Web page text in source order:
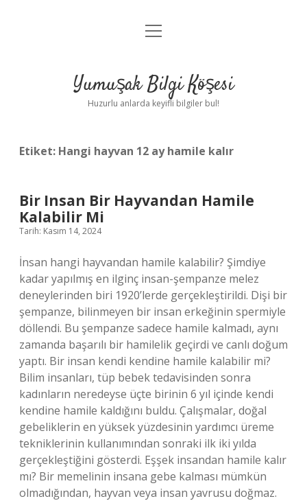
Anasayfa
Yasal Uyarı
menüyü
Yumuşak Bilgi Köşesi
Huzurlu anlarda keyifli bilgiler bul!
Etiket: Hangi hayvan 12 ay hamile kalır
Bir Insan Bir Hayvandan Hamile
Kalabilir Mi
Tarih: Kasım 14, 2024
İnsan hangi hayvandan hamile kalabilir? Şimdiye
kadar yapılmış en ilginç insan-şempanze melez
deneylerinden biri 1920’lerde gerçekleştirildi. Dişi bir
şempanze, bilinmeyen bir insan erkeğinin spermiyle
döllendi. Bu şempanze sadece hamile kalmadı, aynı
zamanda başarılı bir hamilelik geçirdi ve canlı doğum
yaptı. Bir insan kendi kendine hamile kalabilir mi?
Bilim insanları, tüp bebek tedavisinden sonra
kadınların neredeyse üçte birinin 6 yıl içinde kendi
kendine hamile kaldığını buldu. Çalışmalar, doğal
gebeliklerin en yüksek yüzdesinin yardımcı üreme
tekniklerinin kullanımından sonraki ilk iki yılda
gerçekleştiğini gösterdi. Eşşek insandan hamile kalır
mı? Bir memelinin insana gebe kalması mümkün
olmadığından, hayvan veya insan yavrusu doğmaz.